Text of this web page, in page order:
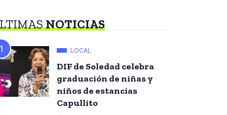
NOTICIAS
LOCAL
DIF de Soledad celebra
graduación de niñas y
niños de estancias
Capullito